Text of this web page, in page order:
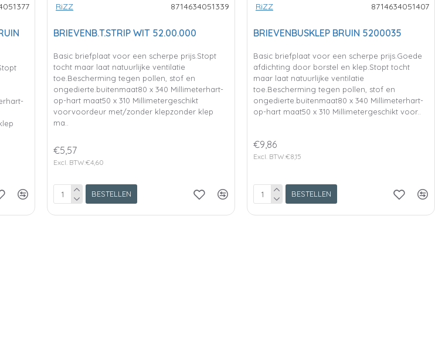
RiZZ 8714634051339
BRIEVENB.T.STRIP WIT 52.00.000
Basic briefplaat voor een scherpe prijs.Stopt
tocht maar laat natuurlijke ventilatie
toe.Bescherming tegen pollen, stof en
ongedierte.buitenmaat80 x 340 Millimeterhart-
op-hart maat50 x 310 Millimetergeschikt
voorvoordeur met/zonder klepzonder klep
ma..
€5,57
Excl. BTW:€4,60
BESTELLEN
RiZZ 8714634051407
BRIEVENBUSKLEP BRUIN 5200035
Basic briefplaat voor een scherpe prijs.Goede
afdichting door borstel en klep.Stopt tocht
maar laat natuurlijke ventilatie
toe.Bescherming tegen pollen, stof en
ongedierte.buitenmaat80 x 340 Millimeterhart-
op-hart maat50 x 310 Millimetergeschikt voor..
€9,86
Excl. BTW:€8,15
BESTELLEN